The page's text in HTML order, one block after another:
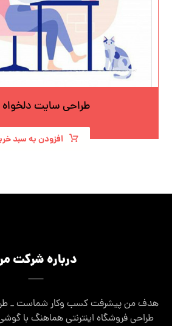
طراحی سایت
افزودن به سبد
درباره شرکت
هدف من پیشرفت کسب وکار شماست _
طراحی فروشگاه اینترنتی هماهنگ با